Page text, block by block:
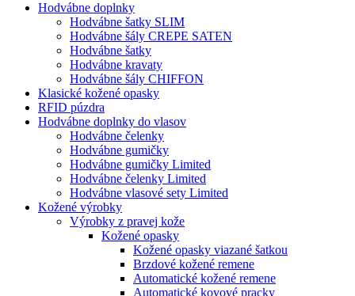
Hodvábne doplnky
Hodvábne šatky SLIM
Hodvábne šály CREPE SATEN
Hodvábne šatky
Hodvábne kravaty
Hodvábne šály CHIFFON
Klasické kožené opasky
RFID púzdra
Hodvábne doplnky do vlasov
Hodvábne čelenky
Hodvábne gumičky
Hodvábne gumičky Limited
Hodvábne čelenky Limited
Hodvábne vlasové sety Limited
Kožené výrobky
Výrobky z pravej kože
Kožené opasky
Kožené opasky viazané šatkou
Brzdové kožené remene
Automatické kožené remene
Automatické kovové pracky